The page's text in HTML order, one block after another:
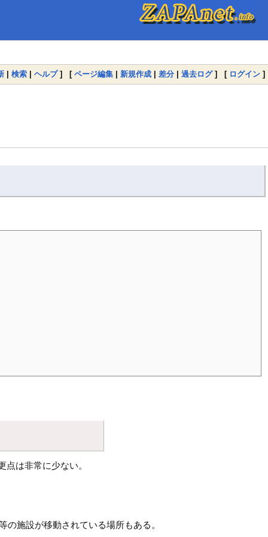
| 検索 | ヘルプ] [ ページ編集 | 新規作成 | 差分 | 過去ログ] [ ログイン ]
は非常に少ない。
施設が移動されている場所もある。